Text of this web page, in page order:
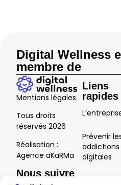
Digital Wellness
membre de
Mentions légales
Tous droits
réservés 2026
Réalisation :
Agence aKaRMa
Nous suivre
Liens
rapides
Prévenir
addictions
digitales